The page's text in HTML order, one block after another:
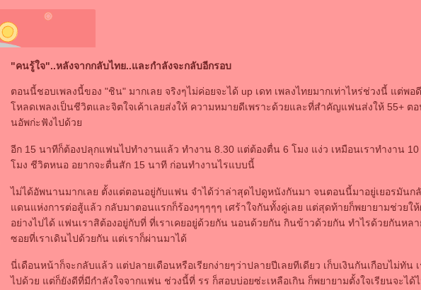
"คนรู้ใจ"..หลังจากกลับไทย..และกำลังจะกลับอีกรอบ
ตอนนี้ชอบเพลงนี้ของ "ชิน" มากเลย จริงๆไม่ค่อยจะได้ up เดท เพลงไทยมากเท่าไหร่ช่วงนี้ แต่พ
หลดเพลงเป็นชีวิตและจิตใจเค้าเลยส่งให้ ความหมายดีเพราะด้วยและที่สำคัญแฟนส่งให้ 55+ ต
นอัพก่ะฟังไปด้ว
อีก 15 นาทีก็ต้องปลุกแฟนไปทำงานแล้ว ทำงาน 8.30 แต่ต้องตื่น 6 โมง แง่ว เหมือนเราทำงาน
มง ชีวิตหนอ อยากจะตื่นสัก 15 นาที ก่อนทำงานไรแบบนี้
ไม่ได้อัพนานมากเลย ตั้งแต่ตอนอยู่กับแฟน จำได้ว่าล่าสุดไปดูหนังกันมา จนตอนนี้มาอยู่เยอรมันก
ดนแห่งการต่อสู้แล้ว กลับมาตอนแรกก็ร้องๆๆๆๆๆ เศร้าใจกันทั้งคู่เลย แต่สุดท้ายก็พยายามช่วยใ
อย่างไปได้ แฟนเราสิต้องอยู่กับที่ ที่เราเคยอยู่ด้วยกัน นอนด้วยกัน กินข้าวด้วยกัน ทำไรด้วยกันหลา
ซอยที่เราเดินไปด้วยกัน แต่เราก็ผ่านมาได้
นี่เดือนหน้าก็จะกลับแล้ว แต่ปลายเดือนหรือเรียกง่ายๆว่าปลายปีเลยทีเดียว เก็บเงินกันเกือบไม่ทัน
ไปด้วย แต่ก็ยังดีที่มีกำลังใจจากแฟน ช่วงนี้ที่ รร ก็สอบบ่อยซ่ะเหลือเกิน ก็พยายามตั้งใจเรียนจะได้